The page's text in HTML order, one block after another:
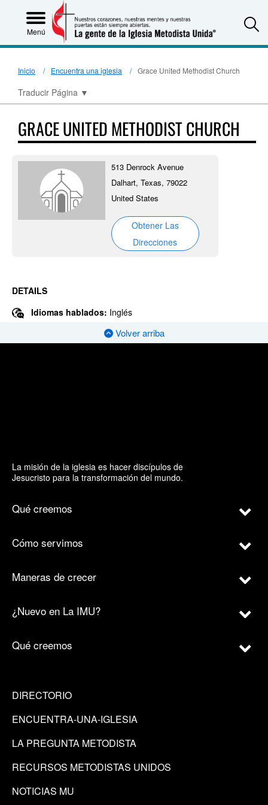
Menú
Inicio Encuentra una iglesia Grace United Methodist Church
Traducir Página ▼
GRACE UNITED METHODIST CHURCH
513 Denrock Avenue
Dalhart, Texas, 79022
United States
Obtener Las
Direcciones
DETAILS
Idiomas hablados: Inglés
Volver arriba
La misión de la iglesia es hacer discípulos de
Jesucristo para la transformación del mundo.
Qué creemos
Cómo servimos
Maneras de crecer
¿Nuevo en La IMU?
Qué creemos
DIRECTORIO
ENCUENTRA-UNA-IGLESIA
LA PREGUNTA METODISTA
RECURSOS METODISTAS UNIDOS
NOTICIAS MU